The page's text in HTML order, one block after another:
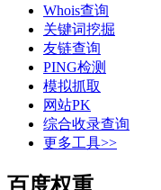
Whois查询
关键词挖掘
友链查询
PING检测
模拟抓取
网站PK
综合收录查询
更多工具>>